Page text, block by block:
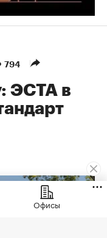
794
ЭСТА в
Офисы